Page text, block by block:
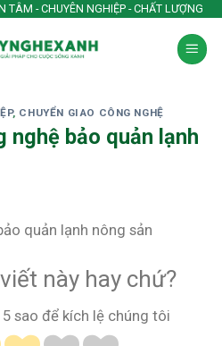
TÂM - CHUYÊN NGHIỆP - CHẤT LƯỢNG
, CHUYỂN GIAO CÔNG NGHỆ
nghệ bảo quản lạnh
quản lạnh nông sản
này hay chứ?
sao để kích lệ chúng tôi